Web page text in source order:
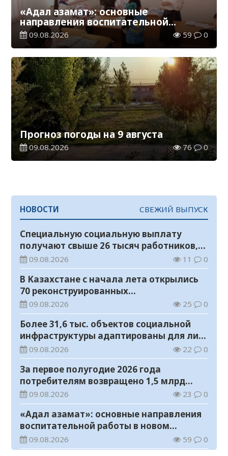
«Адал азамат»: основные
направления воспитательной
работы в новом учебном году
09.08.2026 59 0
Прогноз погоды на 9 августа
09.08.2026 76 0
НОВОСТИ СВЕЖИЙ ВЫПУСК
Специальную социальную выплату
получают свыше 26 тысяч работников,
занятых во вредных условиях труда
09.08.2026 11 0
В Казахстане с начала лета открылись
70 реконструированных
железнодорожных вокзалов
09.08.2026 25 0
Более 31,6 тыс. объектов социальной
инфраструктуры адаптированы для лиц
с инвалидностью
09.08.2026 22 0
За первое полугодие 2026 года
потребителям возвращено 1,5 млрд
тенге
09.08.2026 23 0
«Адал азамат»: основные направления
воспитательной работы в новом
учебном году
09.08.2026 59 0